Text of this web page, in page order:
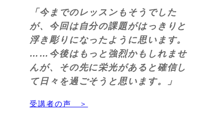
「今までのレッスンもそうでした
が、今回は自分の課題がはっきりと
浮き彫りになったように思います。
…… 今後はもっと強烈かもしれませ
んが、その先に栄光があると確信し
て日々を過ごそうと思います。」
受講者の声 ＞